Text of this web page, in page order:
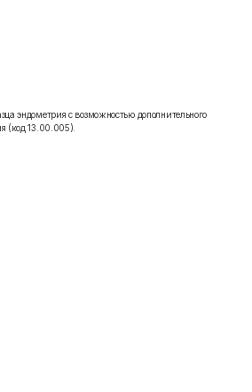
эндометрия с возможностью дополнительного
(код 13.00.005).